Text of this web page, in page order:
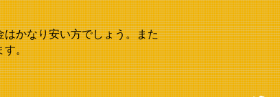
かなり安い方でしょう。また
す。